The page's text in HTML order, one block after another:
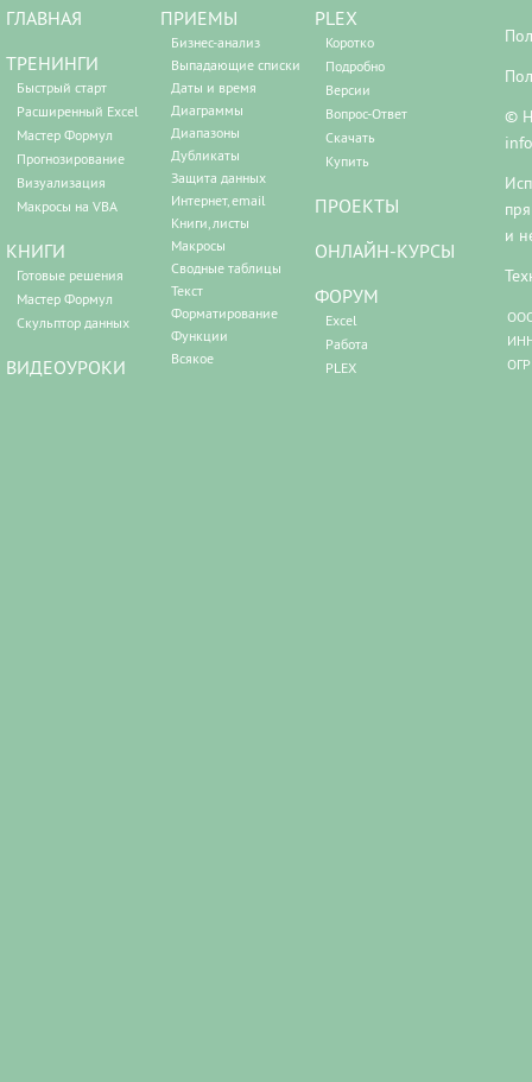
ГЛАВНАЯ
ТРЕНИНГИ
Быстрый старт
Расширенный Excel
Мастер Формул
Прогнозирование
Визуализация
Макросы на VBA
КНИГИ
Готовые решения
Мастер Формул
Скульптор данных
ВИДЕОУРОКИ
ПРИЕМЫ
Бизнес-анализ
Выпадающие списки
Даты и время
Диаграммы
Диапазоны
Дубликаты
Защита данных
Интернет, email
Книги, листы
Макросы
Сводные таблицы
Текст
Форматирование
Функции
Всякое
PLEX
Коротко
Подробно
Версии
Вопрос-Ответ
Скачать
Купить
ПРОЕКТЫ
ОНЛАЙН-КУРСЫ
ФОРУМ
Excel
Работа
PLEX
©
и